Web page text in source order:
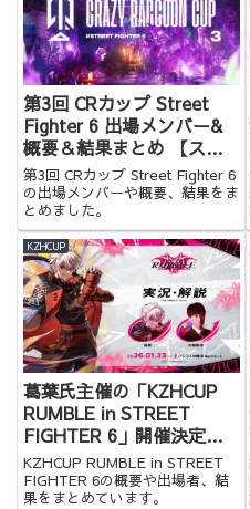
第3回 CRカップ Street
Fighter 6 出場メンバー&
概要＆結果まとめ 【スト
6】
第3回 CRカップ Street Fighter 6
の出場メンバーや概要、結果をま
とめました。
KZHCUP
葛葉氏主催の「KZHCUP
RUMBLE in STREET
FIGHTER 6」開催決定！
決勝はオフライン！
KZHCUP RUMBLE in STREET
FIGHTER 6の概要や出場者、結
果をまとめています。